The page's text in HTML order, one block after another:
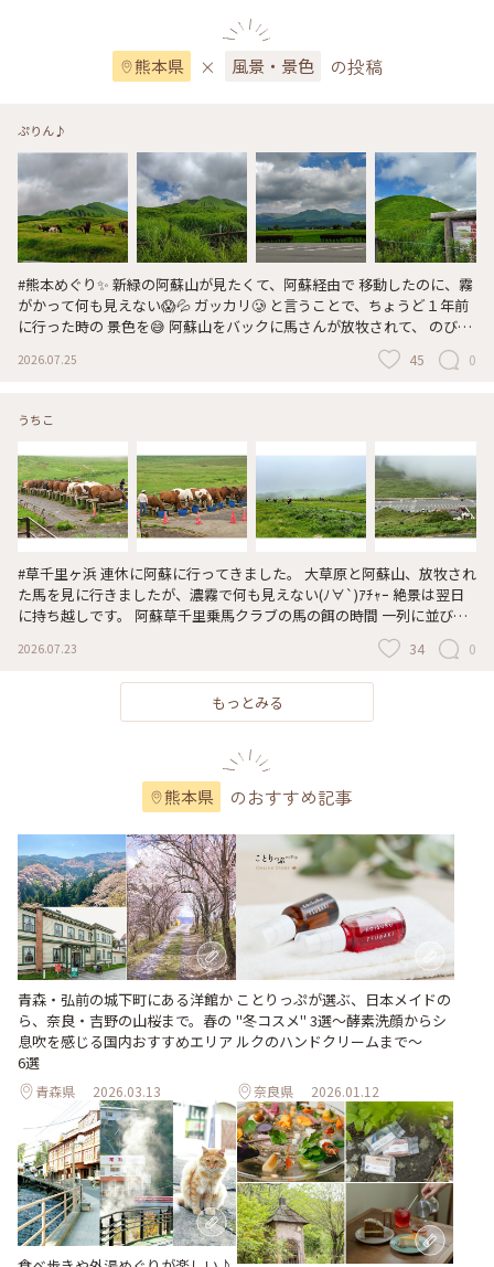
熊本県 × 風景・景色 の投稿
ぷりん♪
#熊本めぐり✨ 新緑の阿蘇山が見たくて、阿蘇経由で 移動したのに、霧
がかって何も見えない😱💦 ガッカリ🥲 と言うことで、ちょうど１年前
に行った時の 景色を😅 阿蘇山をバックに馬さんが放牧されて、 のびの
グリーンで癒されました✨ 実際は最後の写真っ🤣💦 2025.07.19 #放牧
りんの放浪記 #熊本県の魅力を発信
2026.07.25 45 0
うちこ
#草千里ヶ浜 連休に阿蘇に行ってきました。 大草原と阿蘇山、放牧され
た馬を見に行きましたが、濃霧で何も見えない(ﾉ∀`)ｱﾁｬｰ 絶景は翌日
に持ち越しです。 阿蘇草千里乗馬クラブの馬の餌の時間 一列に並び、
熊本 #阿蘇 #草千里 #馬
2026.07.23 34 0
もっとみる
熊本県 のおすすめ記事
青森・弘前の城下町にある洋館か
ら、奈良・吉野の山桜まで。春の
息吹を感じる国内おすすめエリア
6選
青森県 2026.03.13
ことりっぷが選ぶ、日本メイドの
"冬コスメ" 3選～酵素洗顔からシ
ルクのハンドクリームまで～
奈良県 2026.01.12